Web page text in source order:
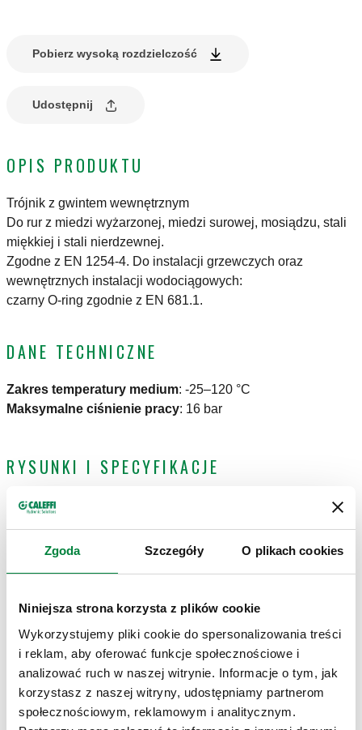
Zgoda Szczegóły O plikach cookies
Niniejsza strona korzysta z plików cookie
Wykorzystujemy pliki cookie do spersonalizowania treści
i reklam, aby oferować funkcje społecznościowe i
analizować ruch w naszej witrynie. Informacje o tym, jak
korzystasz z naszej witryny, udostępniamy partnerom
społecznościowym, reklamowym i analitycznym.
Pobierz wysoką rozdzielczość
Udostępnij
OPIS PRODUKTU
Trójnik z gwintem wewnętrznym
Do rur z miedzi wyżarzonej, miedzi surowej, mosiądzu, stali
miękkiej i stali nierdzewnej.
Zgodne z EN 1254-4. Do instalacji grzewczych oraz
wewnętrznych instalacji wodociągowych:
czarny O-ring zgodnie z EN 681.1.
DANE TECHNICZNE
Zakres temperatury medium: -25–120 °C
Maksymalne ciśnienie pracy: 16 bar
RYSUNKI I SPECYFIKACJE
906830 G 3/8" (ISO 228-1) GW Ø 10
Specyfikacja techniczna Pokaż Skopiuj